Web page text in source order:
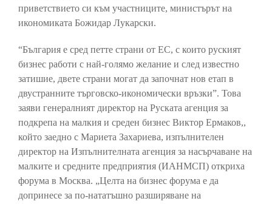
приветствието си към участниците, министърът на
икономиката Божидар Лукарски.
“България е сред петте страни от ЕС, с които руският
бизнес работи с най-голямо желание и след известно
затишие, двете страни могат да започнат нов етап в
двустранните търговско-икономически връзки”. Това
заяви генералният директор на Руската агенция за
подкрепа на малкия и среден бизнес Виктор Ермаков,,
който заедно с Мариета Захариева, изпълнителен
директор на Изпълнителната агенция за насърчаване на
малките и средните предприятия (ИАНМСП) откриха
форума в Москва. „Целта на бизнес форума е да
допринесе за по-нататъшно разширяване на